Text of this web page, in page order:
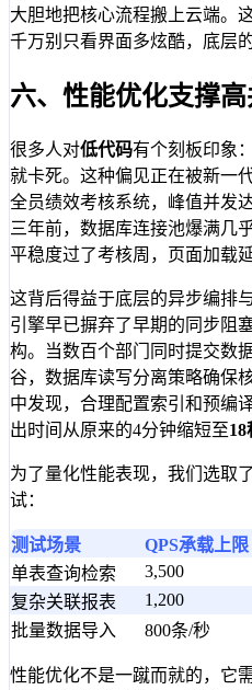
大胆地把核心流程搬上云端。
千万别只看界面多炫酷，底层
六、性能优化支撑
很多人对低代码有个刻板印象
就卡死。这种偏见正在被新一
全员绩效考核系统，峰值并发
三年前，数据库连接池爆满几
平稳度过了考核周，页面加载
这背后得益于底层的异步编排
引擎早已摒弃了早期的同步阻
构。当数百个部门同时提交数
谷，数据库读写分离策略确保
中发现，合理配置索引和预编
出时间从原来的4分钟缩短至18
为了量化性能表现，我们选取
试：
测试场景 QPS承载上限
单表查询检索
3,500
复杂关联报表
1,200
批量数据导入
800条/秒
性能优化不是一蹴而就的，它